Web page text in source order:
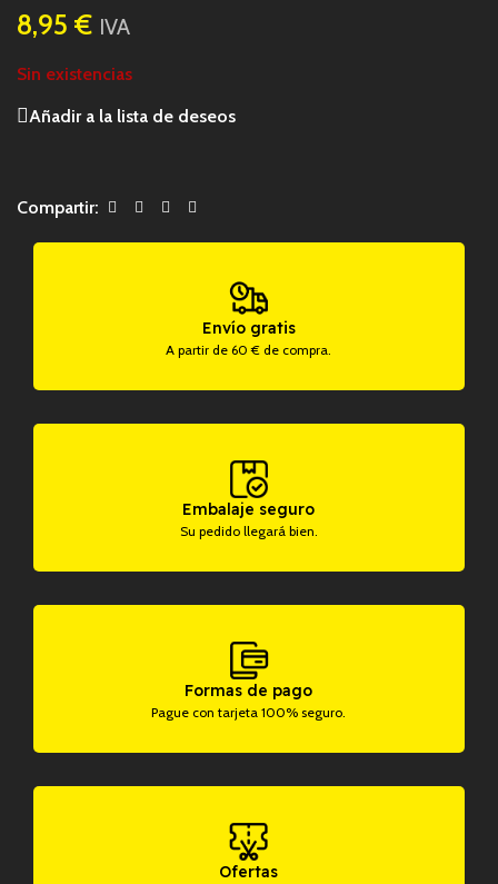
8,95 € IVA
Sin existencias
Añadir a la lista de deseos
Compartir:
Envío gratis
A partir de 60 € de compra.
Embalaje seguro
Su pedido llegará bien.
Formas de pago
Pague con tarjeta 100% seguro.
Ofertas